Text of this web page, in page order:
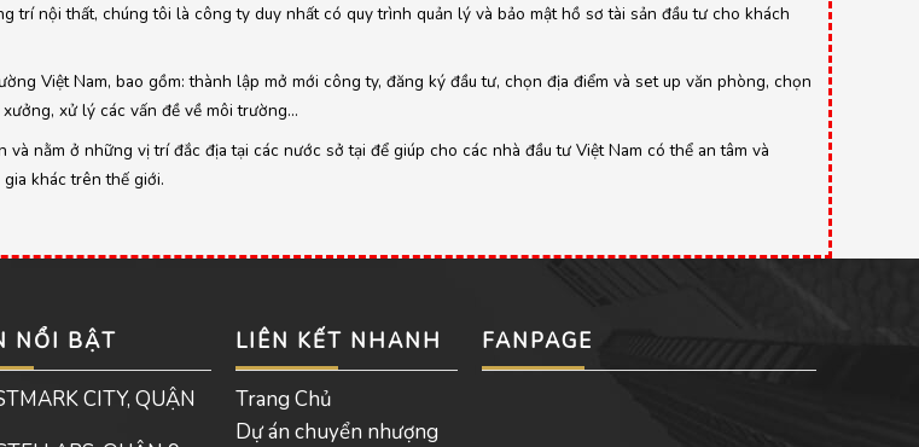
trí nội thất, chúng tôi là công ty duy nhất có quy trình quản lý và bảo mật hồ sơ tài sản đầu tư cho khách
Việt Nam, bao gồm: thành lập mở mới công ty, đăng ký đầu tư, chọn địa điểm và set up văn phòng, chọn
xử lý các vấn đề về môi trường…
nằm ở những vị trí đắc địa tại các nước sở tại để giúp cho các nhà đầu tư Việt Nam có thể an tâm và
khác trên thế giới.
NỔI BẬT
CITY, QUẬN
LIÊN KẾT NHANH
Trang Chủ
Dự án chuyển nhượng
FANPAGE